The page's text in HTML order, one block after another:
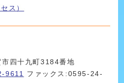
ス）
四十九町3184番地
9611 ファックス:0595-24-